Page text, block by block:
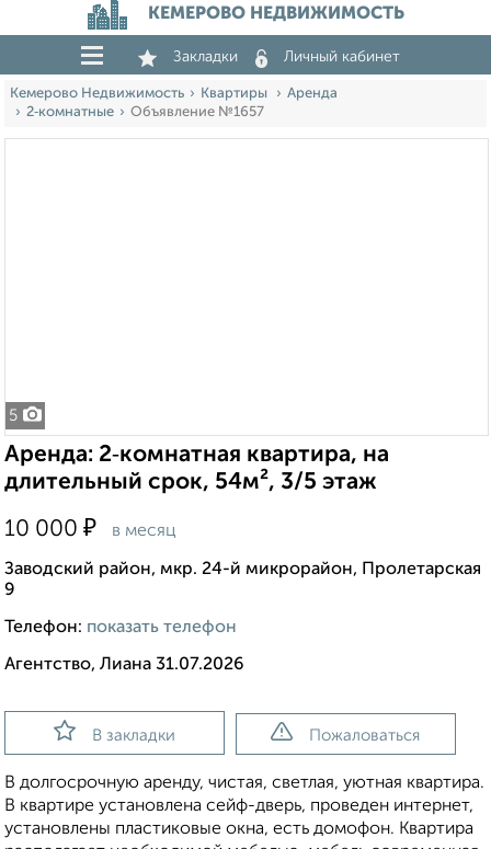
КЕМЕРОВО НЕДВИЖИМОСТЬ
Закладки Личный кабинет
Кемерово Недвижимость Квартиры
Аренда
2‑комнатные
Объявление №1657
5
Аренда: 2‑комнатная квартира, на
длительный срок, 54м², 3/5 этаж
10 000 ₽ в месяц
Заводский район, мкр. 24-й микрорайон, Пролетарская
9
Телефон: показать телефон
Агентство, Лиана 31.07.2026
В закладки Пожаловаться
В долгосрочную аренду, чистая, светлая, уютная квартира.
В квартире установлена сейф-дверь, проведен интернет,
установлены пластиковые окна, есть домофон. Квартира